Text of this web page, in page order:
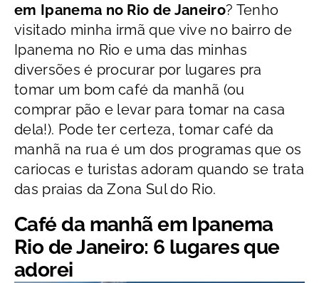
em Ipanema no Rio de Janeiro? Tenho
visitado minha irmã que vive no bairro de
Ipanema no Rio e uma das minhas
diversões é procurar por lugares pra
tomar um bom café da manhã (ou
comprar pão e levar para tomar na casa
dela!). Pode ter certeza, tomar café da
manhã na rua é um dos programas que os
cariocas e turistas adoram quando se trata
das praias da Zona Sul do Rio.
Café da manhã em Ipanema
Rio de Janeiro: 6 lugares que
adorei